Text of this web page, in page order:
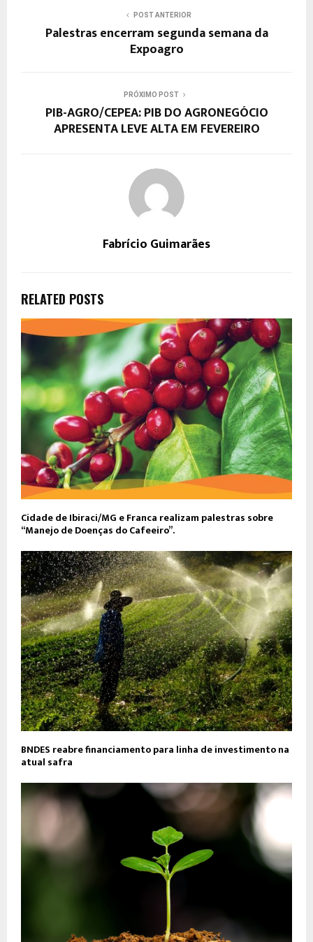
POST ANTERIOR
Palestras encerram segunda semana da
Expoagro
PRÓXIMO POST
PIB-AGRO/CEPEA: PIB DO AGRONEGÓCIO
APRESENTA LEVE ALTA EM FEVEREIRO
Fabrício Guimarães
RELATED POSTS
Cidade de Ibiraci/MG e Franca realizam palestras sobre
“Manejo de Doenças do Cafeeiro”.
BNDES reabre financiamento para linha de investimento na
atual safra